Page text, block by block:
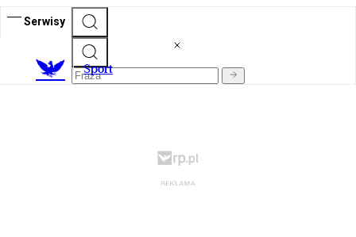
Serwisy
Sport